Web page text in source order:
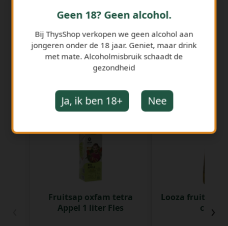
GERELATEERDE PRODUCTEN
Fruitsap oxfam tetra
Appel 1 liter Fles
Looza fruitsap
cl Fles
›
Geen 18? Geen alcohol.
Bij ThysShop verkopen we geen alcohol aan
jongeren onder de 18 jaar. Geniet, maar drink
met mate. Alcoholmisbruik schaadt de
gezondheid
Ja, ik ben 18+ Nee